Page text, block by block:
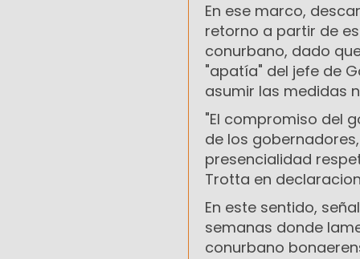
En ese marco,
retorno a partir de
conurbano, dado
"apatía" del jefe de
asumir las medidas
"El compromiso del
de los
presencialidad
Trotta en
En este sentido,
semanas donde
conurbano